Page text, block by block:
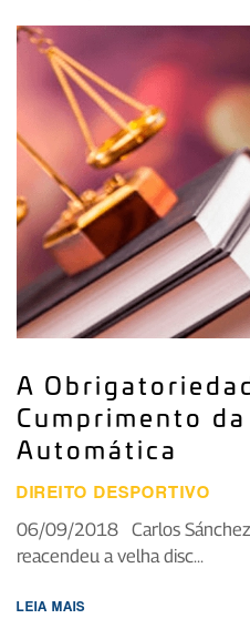
A
Cumprimento
Automática
DIREITO DESPORTIVO
06/09/2018 Carlos Sánchez
reacendeu a velha disc...
LEIA MAIS